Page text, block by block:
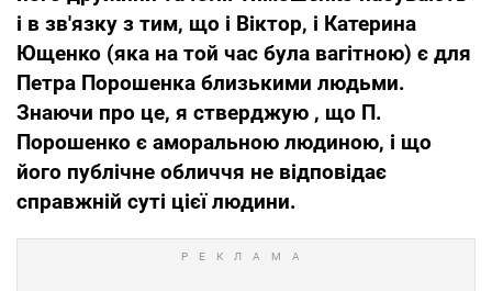
і в зв'язку з тим, що і Віктор, і Катерина
Ющенко (яка на той час була вагітною) є для
Петра Порошенка близькими людьми.
Знаючи про це, я стверджую , що П.
Порошенко є аморальною людиною, і що
його публічне обличчя не відповідає
справжній суті цієї людини.